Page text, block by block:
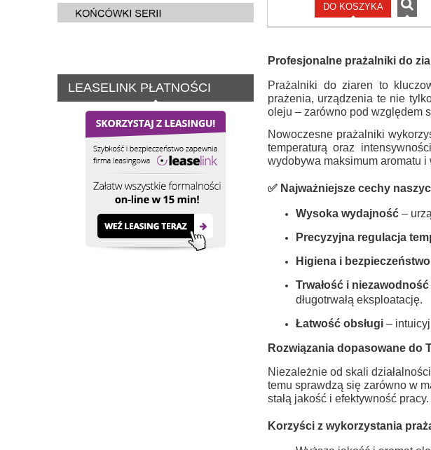
LEASELINK PŁATNOŚCI
DO KOSZYKA
Profesjonalne prażalniki do
Prażalniki do ziaren to
prażenia, urządzenia te nie
oleju – zarówno pod względem
Nowoczesne prażalniki
temperaturą oraz
wydobywa maksimum aromatu
✅ Najważniejsze cechy
Wysoka wydajność –
Precyzyjna regulacja
Higiena i bezpieczeństwo
Trwałość i niezawodność
długotrwałą eksploatację.
Łatwość obsługi –
Rozwiązania dopasowane do
Niezależnie od skali
temu sprawdzą się zarówno w
stałą jakość i efektywność pracy.
Korzyści z wykorzystania